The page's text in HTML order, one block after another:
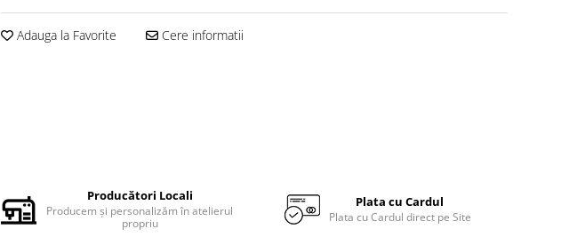
Adauga la Favorite Cere informatii
Producători Locali
Producem și personalizăm în atelierul
propriu
Plata cu Cardul
Plata cu Cardul direct pe Site